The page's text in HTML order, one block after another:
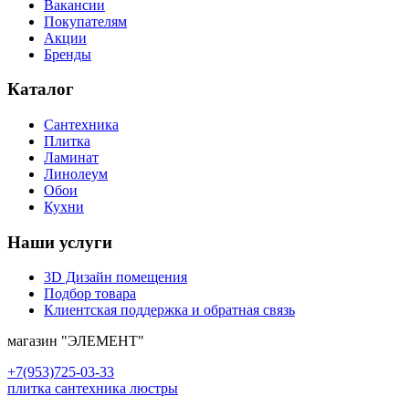
Вакансии
Покупателям
Акции
Бренды
Каталог
Сантехника
Плитка
Ламинат
Линолеум
Обои
Кухни
Наши услуги
3D Дизайн помещения
Подбор товара
Клиентская поддержка и обратная связь
магазин "ЭЛЕМЕНТ"
+7(953)725-03-33
плитка сантехника люстры